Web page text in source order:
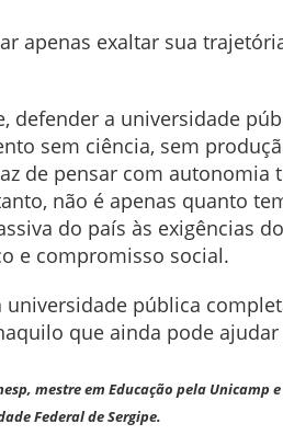
apenas exaltar sua
defender a universidade
sem ciência, sem
de pensar com
não é apenas quanto
do país às exigências
e compromisso social.
pública
que ainda pode
mestre em Educação pela Unicamp
Federal de Sergipe.